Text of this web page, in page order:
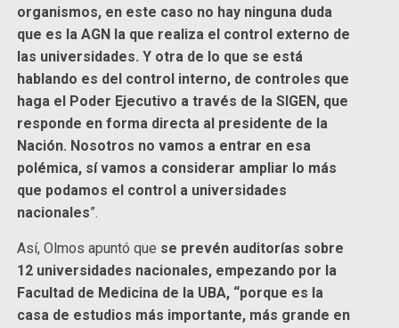
organismos, en este caso no hay ninguna duda
que es la AGN la que realiza el control externo de
las universidades. Y otra de lo que se está
hablando es del control interno, de controles que
haga el Poder Ejecutivo a través de la SIGEN, que
responde en forma directa al presidente de la
Nación. Nosotros no vamos a entrar en esa
polémica, sí vamos a considerar ampliar lo más
que podamos el control a universidades
nacionales”.
Así, Olmos apuntó que se prevén auditorías sobre
12 universidades nacionales, empezando por la
Facultad de Medicina de la UBA, “porque es la
casa de estudios más importante, más grande en